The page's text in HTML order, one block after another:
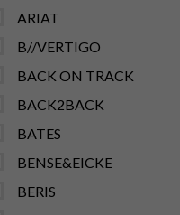
ARIAT
B//VERTIGO
BACK ON TRACK
BACK2BACK
BATES
BENSE&EICKE
BERIS